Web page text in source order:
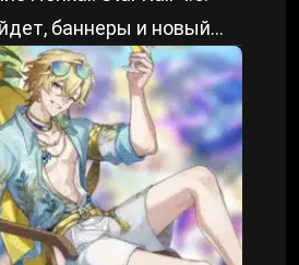
баннеры и новый